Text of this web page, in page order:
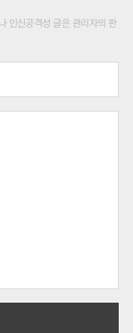
인신공격성 글은 관리자의 판